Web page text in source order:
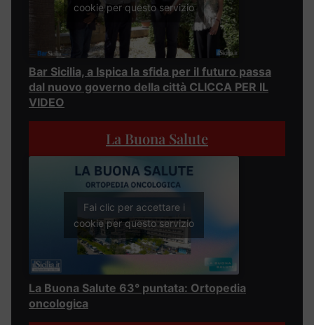
cookie per questo servizio
Bar Sicilia, a Ispica la sfida per il futuro passa
dal nuovo governo della città CLICCA PER IL
VIDEO
La Buona Salute
Fai clic per accettare i
cookie per questo servizio
La Buona Salute 63° puntata: Ortopedia
oncologica